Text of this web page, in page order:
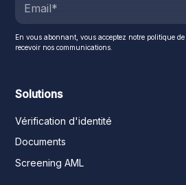
En vous abonnant, vous acceptez notre politique
recevoir nos communications.
Solutions
Vérification d'identité
Documents
Screening AML